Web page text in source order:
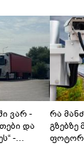
ვარ -
და
-
რა
გზებზე